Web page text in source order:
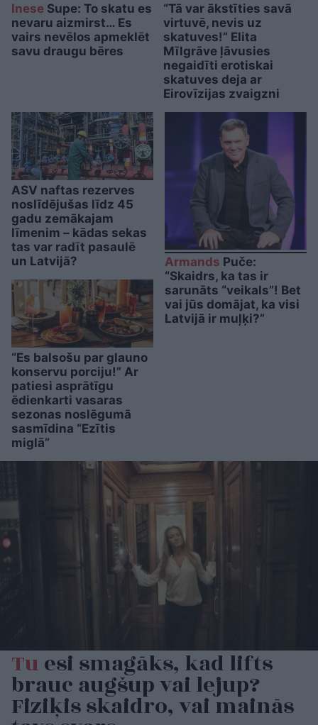
Inese Supe: To skatu es
nevaru aizmirst… Es
vairs nevēlos apmeklēt
savu draugu bēres
“Tā var ākstīties savā
virtuvē, nevis uz
skatuves!” Elita
Mīlgrāve ļāvusies
negaidīti erotiskai
skatuves deja ar
Eirovīzijas zvaigzni
ASV naftas rezerves
noslīdējušas līdz 45
gadu zemākajam
līmenim – kādas sekas
tas var radīt pasaulē
un Latvijā?
“Es balsošu par glauno
konservu porciju!” Ar
patiesi asprātīgu
ēdienkarti vasaras
sezonas noslēgumā
sasmīdina “Ezītis
miglā”
Armands Puče:
“Skaidrs, ka tas ir
sarunāts “veikals”! Bet
vai jūs domājat, ka visi
Latvijā ir muļķi?”
Tuesi smagāks, kad lifts
brauc augšup vai lejup?
Fiziķis skaidro, vai mainās